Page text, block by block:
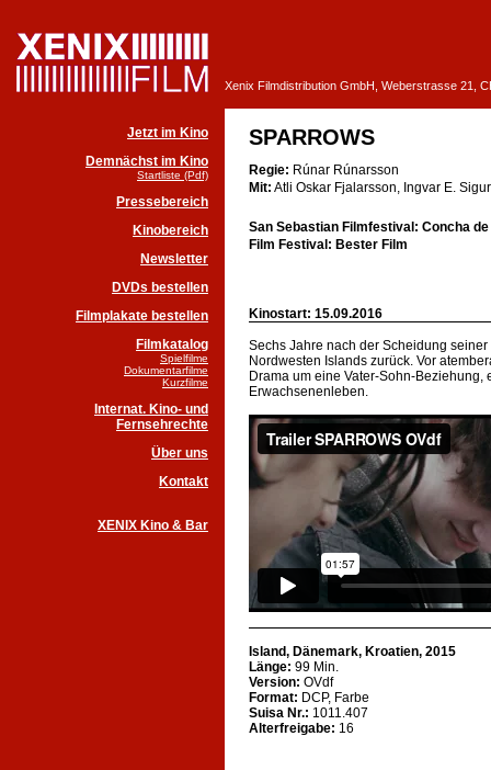
Xenix Filmdistribution GmbH, Weberstrasse 21,
Jetzt im Kino
Demnächst im Kino
Startliste (Pdf)
Pressebereich
Kinobereich
Newsletter
DVDs bestellen
Filmplakate bestellen
Filmkatalog
Spielfilme
Dokumentarfilme
Kurzfilme
Internat. Kino- und
Fernsehrechte
Über uns
Kontakt
XENIX Kino & Bar
SPARROWS
Regie: Rúnar Rúnarsson
Mit: Atli Oskar Fjalarsson, Ingvar E.
San Sebastian Filmfestival: Concha
Film Festival: Bester Film
Kinostart: 15.09.2016
Sechs Jahre nach der Scheidung
Nordwesten Islands zurück. Vor
Drama um eine Vater-Sohn-
Erwachsenenleben.
Island, Dänemark, Kroatien, 2015
Länge: 99 Min.
Version: OVdf
Format: DCP, Farbe
Suisa Nr.: 1011.407
Alterfreigabe: 16